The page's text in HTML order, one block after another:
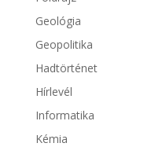
Geológia
Geopolitika
Hadtörténet
Hírlevél
Informatika
Kémia